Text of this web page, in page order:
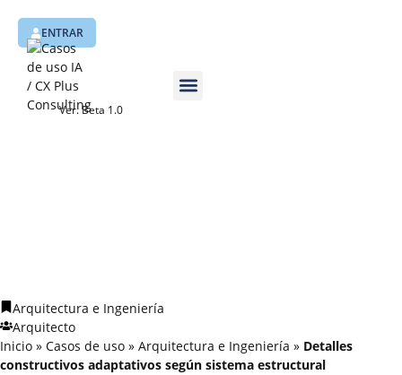
ENTRAR
Ver. Beta 1.0
Arquitectura e Ingeniería
Arquitecto
Inicio » Casos de uso » Arquitectura e Ingeniería » Detalles
constructivos adaptativos según sistema estructural